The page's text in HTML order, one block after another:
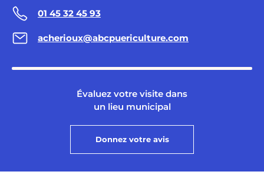
01 45 32 45 93
acherioux@abcpuericulture.com
Évaluez votre visite dans
un lieu municipal
Donnez votre avis